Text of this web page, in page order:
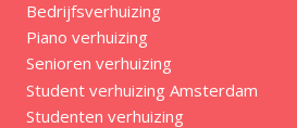
Bedrijfsverhuizing
Piano verhuizing
Senioren verhuizing
Student verhuizing Amsterdam
Studenten verhuizing